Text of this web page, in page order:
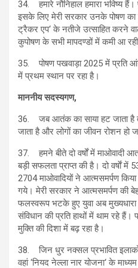
34. हमारे नौनिहाल हमारा भविष्य
इसके लिए मेरी सरकार उनके पोषण का
ट्रैकर एप‘ के नतीजे उत्साहित करने
कुपोषण के सभी मापदण्डों में कमी आ
35. पोषण पखवाड़ा 2025 में प्रति
में प्रथम स्थान पर रहा है।
माननीय सदस्यगण,
36. जब आतंक का साया हट जाता है
जाता है और लोगों का जीवन रोशन हो
37. हमने बीते दो वर्षों में माओवादी
बड़ी सफलता प्राप्त की है। दो वर्षाें में
2704 माओवादियों ने आत्मसमर्पण
गये। मेरी सरकार ने आत्मसमर्पण की
फलस्वरूप भटके हुए युवा अब मुख्यधारा
संविधान की प्रति हाथों में थाम रहे
मुक्ति की दिशा में बढ़ रहा है।
38. जिन धुर नक्सल प्रभावित
वहां ‘नियद नेल्ला नार योजना‘ के